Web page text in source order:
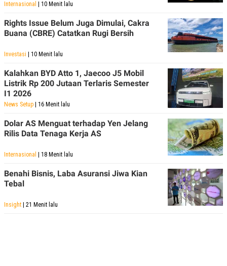
Internasional | 10 Menit lalu
Rights Issue Belum Juga Dimulai, Cakra
Buana (CBRE) Catatkan Rugi Bersih
Investasi | 10 Menit lalu
Kalahkan BYD Atto 1, Jaecoo J5 Mobil
Listrik Rp 200 Jutaan Terlaris Semester
I1 2026
News Setup | 16 Menit lalu
Dolar AS Menguat terhadap Yen Jelang
Rilis Data Tenaga Kerja AS
Internasional | 18 Menit lalu
Benahi Bisnis, Laba Asuransi Jiwa Kian
Tebal
Insight | 21 Menit lalu